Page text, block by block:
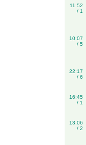
11:52
/ 1
10:07
/ 5
22:17
/ 6
16:45
/ 1
13:06
/ 2